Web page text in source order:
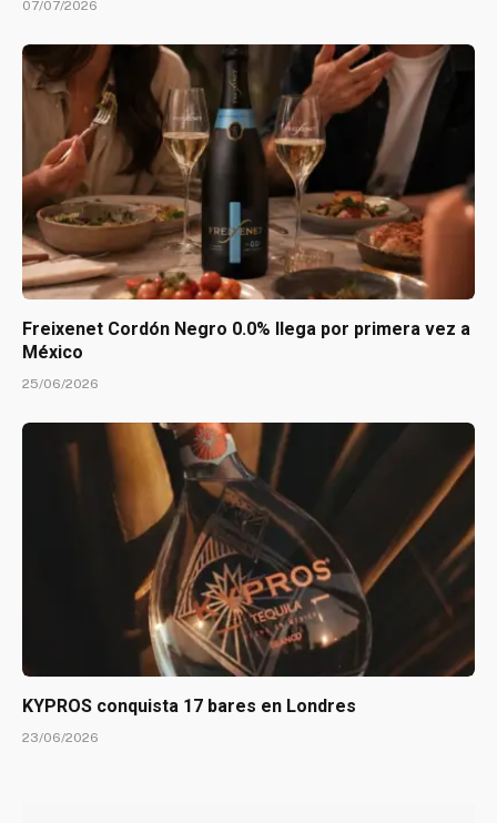
07/07/2026
Freixenet Cordón Negro 0.0% llega por primera vez a
México
25/06/2026
KYPROS conquista 17 bares en Londres
23/06/2026